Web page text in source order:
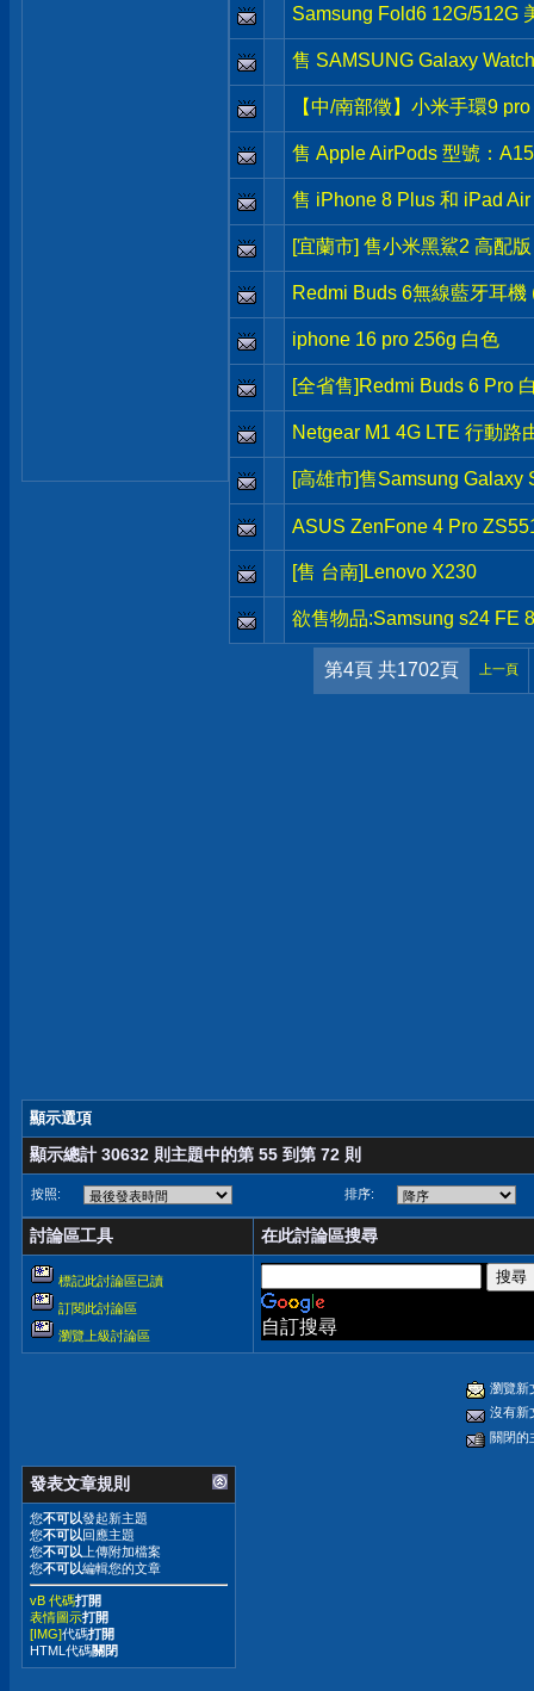
Samsung Fold6 12G/512G
售 SAMSUNG Galaxy
【中/南部徵】小米手環9 pro
售 Apple AirPods 型號：
售 iPhone 8 Plus 和 iPad
[宜蘭市] 售小米黑鯊2 高配
Redmi Buds 6無線藍牙耳機
iphone 16 pro 256g 白色
[全省售]Redmi Buds 6 Pro
Netgear M1 4G LTE 行動路
[高雄市]售Samsung Galaxy
ASUS ZenFone 4 Pro
[售 台南]Lenovo X230
欲售物品:Samsung s24 FE
第4頁 共1702頁 上一頁
顯示選項
顯示總計 30632 則主題中的第 55 到第 72 則
按照: 排序:
討論區工具 在此討論區搜尋
標記此討論區已讀
訂閱此討論區
瀏覽上級討論區
自訂搜尋
瀏覽新
沒有新
關閉的
發表文章規則
您不可以發起新主題
您不可以回應主題
您不可以 上傳附加檔案
您不可以編輯您的文章
vB 代碼打開
表情圖示打開
[IMG]代碼打開
HTML代碼關閉